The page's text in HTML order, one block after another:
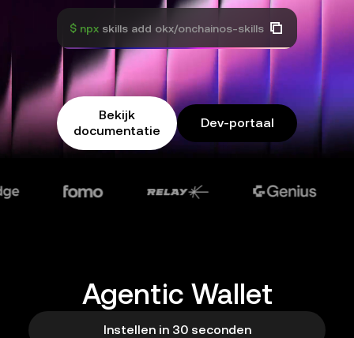
$ npx skills add okx/onchainos-skills
Bekijk
documentatie
Dev-portaal
Agentic Wallet
Instellen in 30 seconden